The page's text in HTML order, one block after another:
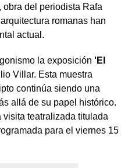
, obra del periodista Rafa
romanas han
actual.
la exposición 'El
Villar. Esta muestra
continúa siendo una
allá de su papel histórico.
teatralizada titulada
para el viernes 15